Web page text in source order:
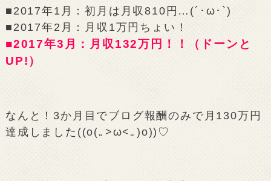
■2017年1月：初月は月収810円…(´･ω･`)
■2017年2月：月収1万円ちょい！
■2017年3月：月収132万円！！（ドーンと
UP!）
なんと！3か月目でブログ報酬のみで月130万円
達成しました((o(｡>ω<｡)o))♡